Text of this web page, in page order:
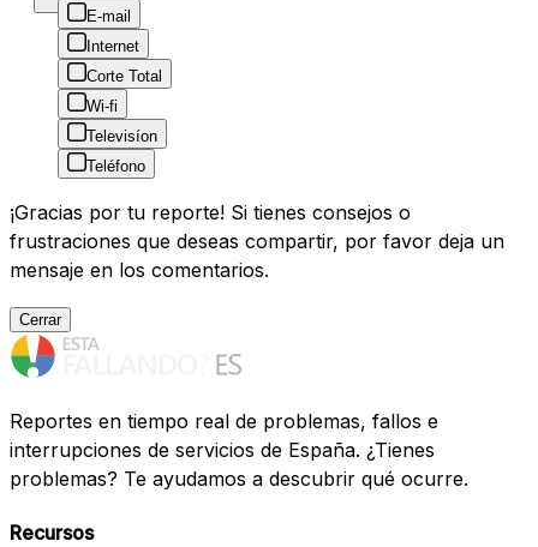
E-mail
Internet
Corte Total
Wi-fi
Televisíon
Teléfono
¡Gracias por tu reporte! Si tienes consejos o
frustraciones que deseas compartir, por favor deja un
mensaje en los comentarios.
Cerrar
Reportes en tiempo real de problemas, fallos e
interrupciones de servicios de España. ¿Tienes
problemas? Te ayudamos a descubrir qué ocurre.
Recursos